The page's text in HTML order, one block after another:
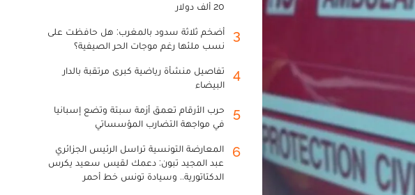
20 ألف دولار
3
أضخم ثلاثة سدود بالمغرب: هل حافظت على
نسب ملئها رغم موجات الحر الصيفية؟
4
تفاصيل منشأة رياضية كبرى مرتقبة بالدار
البيضاء
5
حرب الأرقام تعمق أزمة سبتة وتضع إسبانيا
في مواجهة التضارب المؤسساتي
6
المعارضة التونسية تراسل الرئيس الجزائري
عبد المجيد تبون: دعمك لقيس سعيد يكرس
الدكتاتورية.. وسيادة تونس خط أحمر